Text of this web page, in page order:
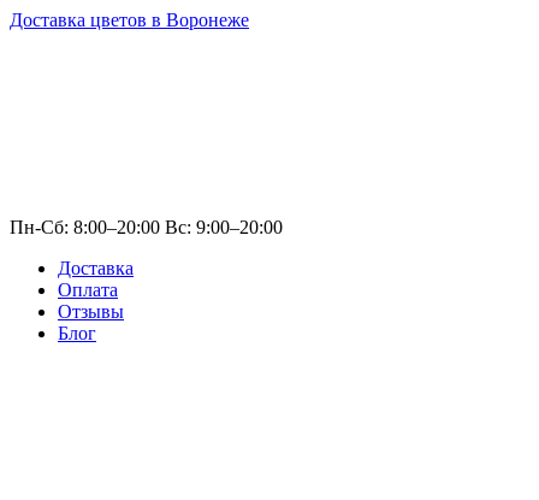
Доставка цветов в Воронеже
Пн-Сб: 8:00–20:00 Вс: 9:00–20:00
Доставка
Оплата
Отзывы
Блог